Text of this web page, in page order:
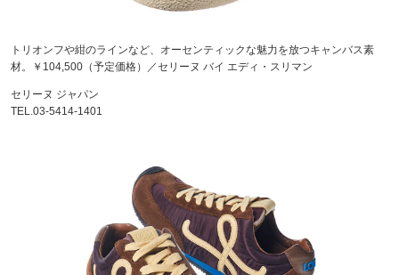
トリオンフや紺のラインなど、オーセンティックな魅力を放つキャンバス素
材。￥104,500（予定価格）／セリーヌ バイ エディ・スリマン
セリーヌ ジャパン
TEL.03-5414-1401